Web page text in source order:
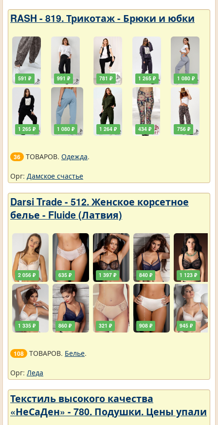
RASH - 819. Трикотаж - Брюки и юбки
591 ₽
1 265 ₽
991 ₽
1 080 ₽
781 ₽
1 264 ₽
1 265 ₽
434 ₽
1 080 ₽
756 ₽
36 ТОВАРОВ. Одежда.
Орг: Дамское счастье
Darsi Trade - 512. Женское корсетное
белье - Fluide (Латвия)
2 056 ₽
1 335 ₽
635 ₽
860 ₽
1 397 ₽
321 ₽
840 ₽
908 ₽
1 123 ₽
945 ₽
108 ТОВАРОВ. Белье.
Орг: Леда
Текстиль высокого качества
«НеСаДен» - 780. Подушки. Цены упали